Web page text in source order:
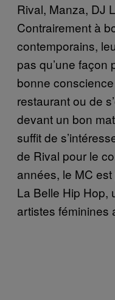
Rival, Manza, DJ
Contrairement à
contemporains,
pas qu’une façon
bonne
restaurant ou de
devant un bon
suffit de
de Rival pour le
années, le MC
La Belle Hip Hop,
artistes féminines